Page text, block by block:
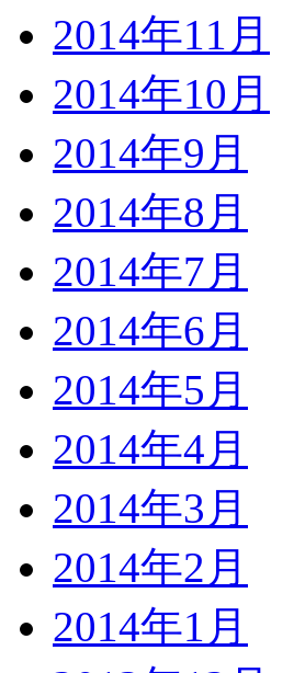
2014年11月
2014年10月
2014年9月
2014年8月
2014年7月
2014年6月
2014年5月
2014年4月
2014年3月
2014年2月
2014年1月